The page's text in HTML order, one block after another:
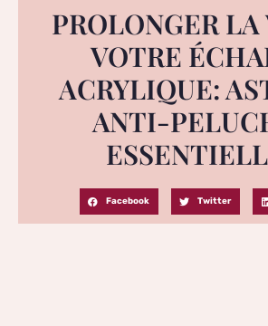
PROLONGER
VOTRE
ACRYLIQUE:
ANTI-
Facebook Twitter